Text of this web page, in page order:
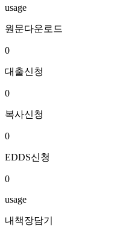
usage
원문다운로드
0
대출신청
0
복사신청
0
EDDS신청
0
usage
내책장담기